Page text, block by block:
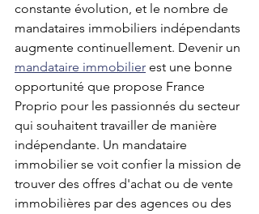
constante évolution, et le nombre de
mandataires immobiliers indépendants
augmente continuellement. Devenir un
mandataire immobilier est une bonne
opportunité que propose France
Proprio pour les passionnés du secteur
qui souhaitent travailler de manière
indépendante. Un mandataire
immobilier se voit confier la mission de
trouver des offres d'achat ou de vente
immobilières par des agences ou des